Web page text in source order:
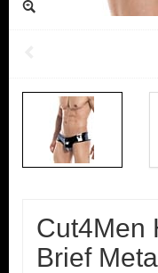
Cut4Men
Brief